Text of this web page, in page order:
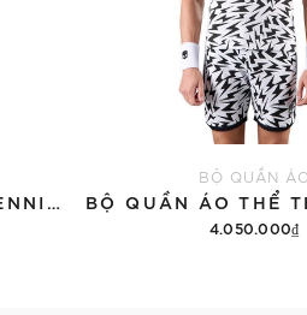
ÁO THUN HYDROGEN TENNIS COURT COTTON 'BLACK'
BỘ QUẦN
4.050.000₫